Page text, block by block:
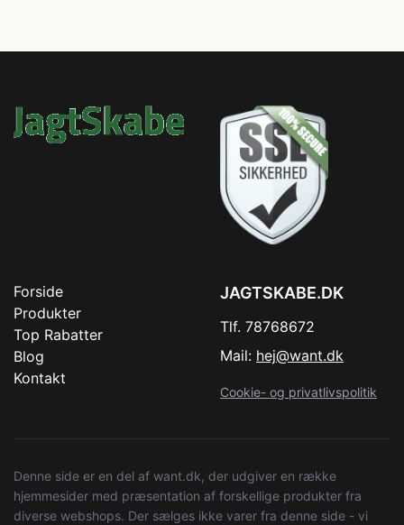
Forside
Produkter
Top Rabatter
Blog
Kontakt
JAGTSKABE.DK
Tlf. 78768672
Mail: hej@want.dk
Cookie- og privatlivspolitik
Denne side er en del af want.dk, der udgiver en række
hjemmesider med præsentation af forskellige produkter fra
diverse webshops. Der sælges ikke varer fra denne side - vi